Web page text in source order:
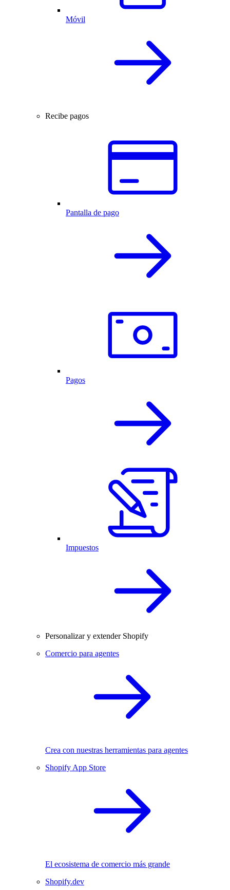
Móvil
Recibe pagos
Pantalla de pago
Pagos
Impuestos
Personalizar y extender Shopify
Comercio para agentes
Crea con nuestras herramientas para agentes
Shopify App Store
El ecosistema de comercio más grande
Shopify.dev